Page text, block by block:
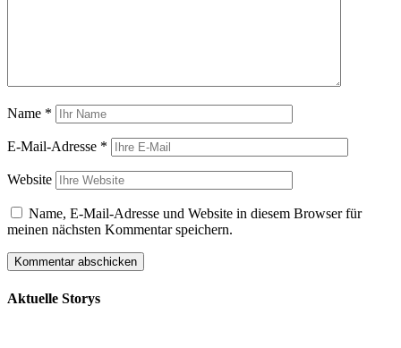
Name *
E-Mail-Adresse *
Website
Name, E-Mail-Adresse und Website in diesem Browser für
meinen nächsten Kommentar speichern.
Aktuelle Storys